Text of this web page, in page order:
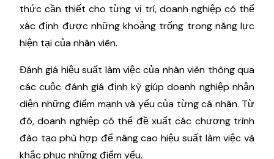
thức cần thiết cho từng vị trí, doanh nghiệp có thể
xác định được những khoảng trống trong năng lực
hiện tại của nhân viên.
Đánh giá hiệu suất làm việc của nhân viên thông qua
các cuộc đánh giá định kỳ giúp doanh nghiệp nhận
diện những điểm mạnh và yếu của từng cá nhân. Từ
đó, doanh nghiệp có thể đề xuất các chương trình
đào tạo phù hợp để nâng cao hiệu suất làm việc và
khắc phục những điểm yếu.